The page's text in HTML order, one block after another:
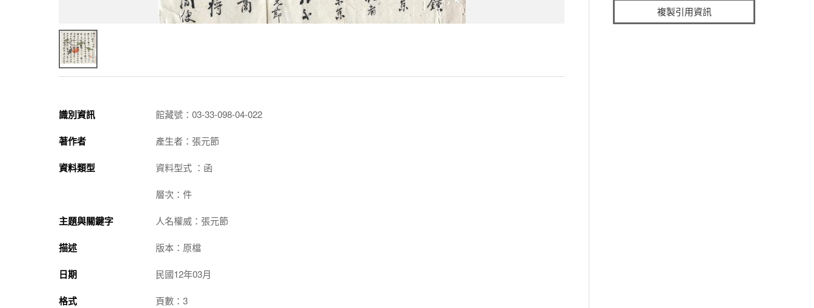
識別資訊 館藏號：03-33-098-04-022
著作者 產生者：張元節
資料類型 資料型式 ：函
層次：件
主題與關鍵字 人名權威：張元節
描述 版本：原檔
日期 民國12年03月
格式 頁數：3
複製引用資訊